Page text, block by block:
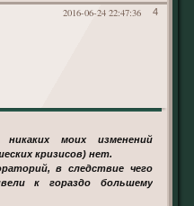
4
2016-06-24 22:47:36
моих изменений
кризисов) нет.
в следствие чего
к гораздо большему